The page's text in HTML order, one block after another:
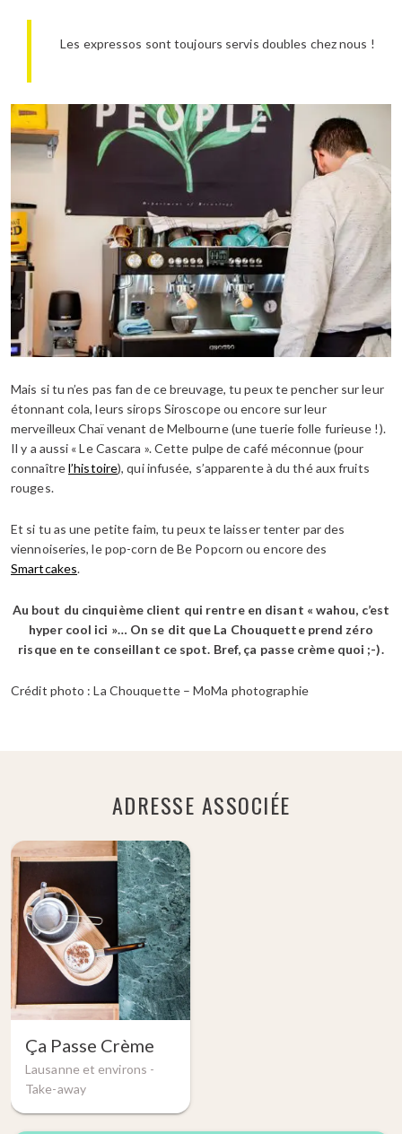
Les expressos sont toujours servis doubles chez nous !
Mais si tu n’es pas fan de ce breuvage, tu peux te pencher sur leur
étonnant cola, leurs sirops Siroscope ou encore sur leur
merveilleux Chaï venant de Melbourne (une tuerie folle furieuse !).
Il y a aussi « Le Cascara ». Cette pulpe de café méconnue (pour
connaîtrel’histoire), qui infusée, s’apparente à du thé aux fruits
rouges.
Et si tu as une petite faim, tu peux te laisser tenter par des
viennoiseries, le pop-corn de Be Popcorn ou encore des
Smartcakes.
Au bout du cinquième client qui rentre en disant « wahou, c’est
hyper cool ici »… On se dit que La Chouquette prend zéro
risque en te conseillant ce spot. Bref, ça passe crème quoi ;-).
Crédit photo : La Chouquette – MoMa photographie
ADRESSE ASSOCIÉE
Ça Passe Crème
Lausanne et environs -
Take-away